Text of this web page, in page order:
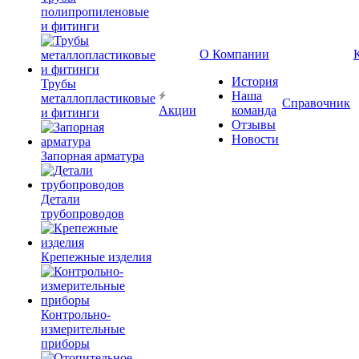
полипропиленовые
и фитинги
Трубы
металлопластиковые
и фитинги
Запорная арматура
Детали
трубопроводов
Крепежные изделия
Контрольно-
измерительные
приборы
Акции
О Компании
История
Наша
команда
Отзывы
Новости
Справочник